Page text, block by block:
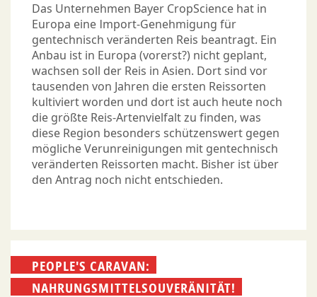
Das Unternehmen Bayer CropScience hat in
Europa eine Import-Genehmigung für
gentechnisch veränderten Reis beantragt. Ein
Anbau ist in Europa (vorerst?) nicht geplant,
wachsen soll der Reis in Asien. Dort sind vor
tausenden von Jahren die ersten Reissorten
kultiviert worden und dort ist auch heute noch
die größte Reis-Artenvielfalt zu finden, was
diese Region besonders schützenswert gegen
mögliche Verunreinigungen mit gentechnisch
veränderten Reissorten macht. Bisher ist über
den Antrag noch nicht entschieden.
PEOPLE'S CARAVAN:
NAHRUNGSMITTELSOUVERÄNITÄT!